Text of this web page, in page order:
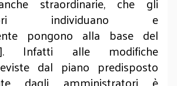
individuano e
pongono alla base del
Infatti alle modifiche
dal piano predisposto